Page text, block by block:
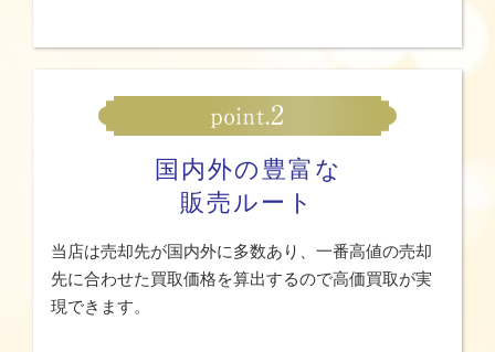
国内外の豊富な
販売ルート
当店は売却先が国内外に多数あり、一番高値の売却
先に合わせた買取価格を算出するので高価買取が実
現できます。